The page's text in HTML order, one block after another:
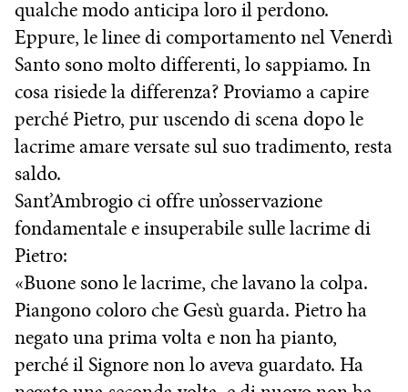
qualche modo anticipa loro il perdono.
Eppure, le linee di comportamento nel Venerdì
Santo sono molto differenti, lo sappiamo. In
cosa risiede la differenza? Proviamo a capire
perché Pietro, pur uscendo di scena dopo le
lacrime amare versate sul suo tradimento, resta
saldo.
Sant’Ambrogio ci offre un’osservazione
fondamentale e insuperabile sulle lacrime di
Pietro:
«Buone sono le lacrime, che lavano la colpa.
Piangono coloro che Gesù guarda. Pietro ha
negato una prima volta e non ha pianto,
perché il Signore non lo aveva guardato. Ha